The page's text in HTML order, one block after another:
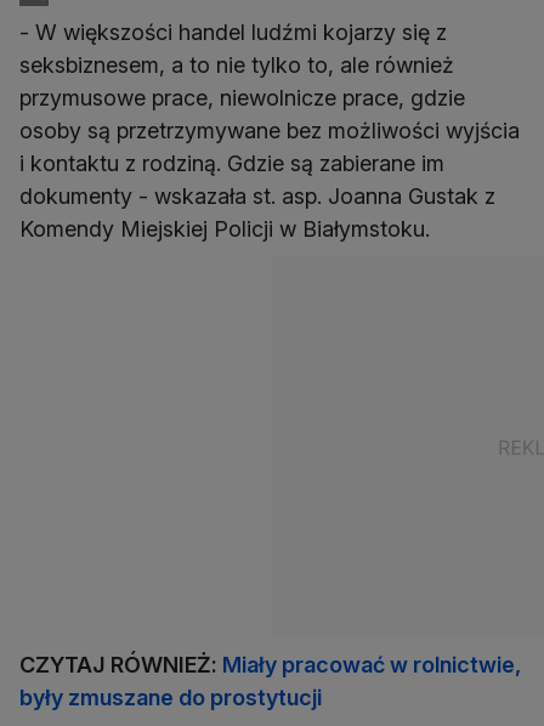
- W większości handel ludźmi kojarzy się z
seksbiznesem, a to nie tylko to, ale również
przymusowe prace, niewolnicze prace, gdzie
osoby są przetrzymywane bez możliwości wyjścia
i kontaktu z rodziną. Gdzie są zabierane im
dokumenty - wskazała st. asp. Joanna Gustak z
Komendy Miejskiej Policji w Białymstoku.
CZYTAJ RÓWNIEŻ: Miały pracować w rolnictwie,
były zmuszane do prostytucji